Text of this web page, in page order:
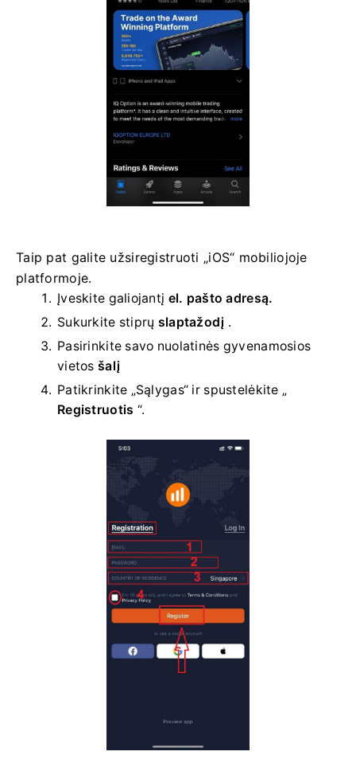
Taip pat galite užsiregistruoti „iOS“ mobiliojoje
platformoje.
Įveskite galiojantį el. pašto adresą.
Sukurkite stiprų slaptažodį .
Pasirinkite savo nuolatinės gyvenamosios
vietos šalį
Patikrinkite „Sąlygas“ ir spustelėkite „
Registruotis “.